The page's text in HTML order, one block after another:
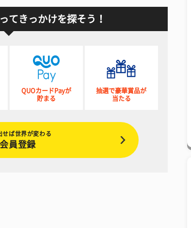
てきっかけを探そう！
QUOカードPayが
貯まる
抽選で豪華賞品が
当たる
せば世界が変わる
員登録